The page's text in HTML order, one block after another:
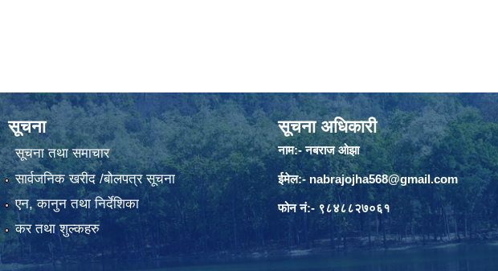
सूचना
सूचना तथा समाचार
सार्वजनिक खरीद /बोलपत्र सूचना
एन, कानुन तथा निर्देशिका
कर तथा शुल्कहरु
सूचना अधिकारी
नाम:- नबराज ओझा
ईमेल:- nabrajojha568@gmail.com
फोन नं:- ९८४८८२७०६१